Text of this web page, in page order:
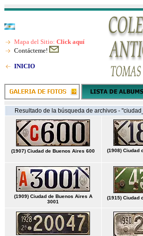
Mapa del Sitio: Click aquí
Contácteme!
INICIO
Resultado de la búsqueda de archivos -
(1907) Ciudad de Buenos Aires 600 (1908) Ciudad
(1909) Ciudad de Buenos Aires A
3001
(1915) Ciudad